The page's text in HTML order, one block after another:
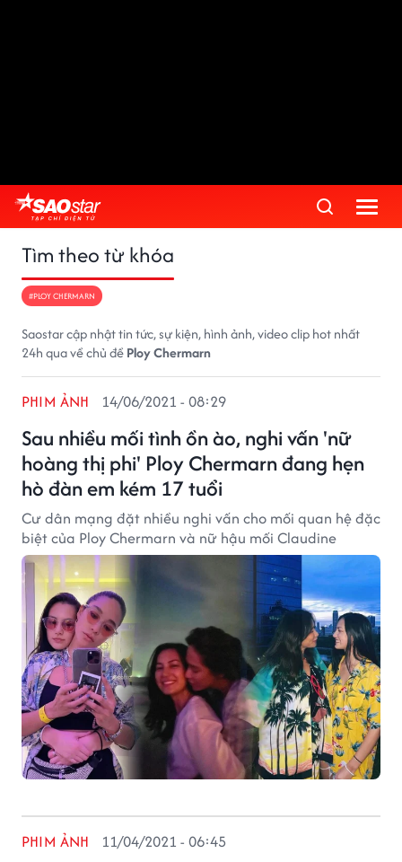
Tìm theo từ khóa
#PLOY CHERMARN
Saostar cập nhật tin tức, sự kiện, hình ảnh, video clip hot nhất
24h qua về chủ đềPloy Chermarn
Sau nhiều mối tình ồn ào, nghi vấn 'nữ
hoàng thị phi' Ploy Chermarn đang hẹn
hò đàn em kém 17 tuổi
PHIM ẢNH 14/06/2021 - 08:29
Cư dân mạng đặt nhiều nghi vấn cho mối quan hệ đặc
biệt của Ploy Chermarn và nữ hậu mối Claudine
PHIM ẢNH 11/04/2021 - 06:45